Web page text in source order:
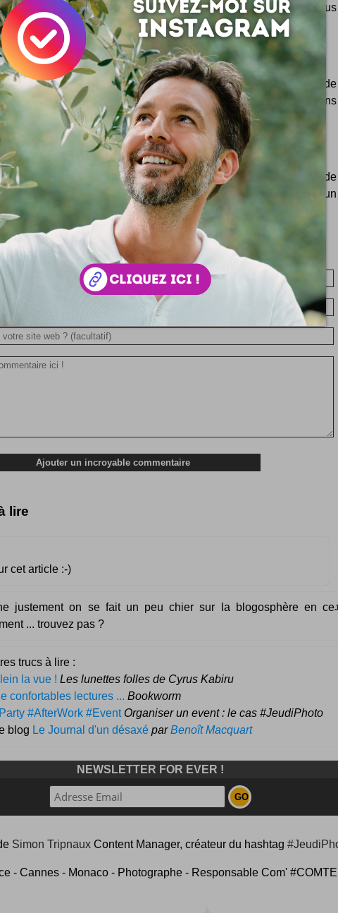
vous suivez correctement ces 5 étapes faciles à suivre, vous
à coup sûr votre...
Pasta Whistle la pâte qui siffle
Des pâtes, des pâtes, oui mais des pâtes qui sifflent ! Le chef de
gare et le gastronome en culotte courte enfin réunis ! Deux tons
comme des grands...
ConnectTweet
Tweeter oui, mais collectif ! Voilà le concept bien pensé de
ConnectTweet ! Ainsi, vous allez pouvoir rassembler sur un
Twitter les messages de vos fans. Il suffit pour...
avis !
lire
cet article :-)
justement on se fait un peu chier sur la blogosphère en ce
... trouvez pas ?
trucs à lire :
la vue ! Les lunettes folles de Cyrus Kabiru
confortables lectures ... Bookworm
#AfterWork #Event Organiser un event : le cas #JeudiPhoto
blog Le Journal d'un désaxé parBenoît Macquart
NEWSLETTER FOR EVER !
Simon TripnauxContent Manager, créateur du hashtag
- Cannes - Monaco - Photographe - Responsable Com'